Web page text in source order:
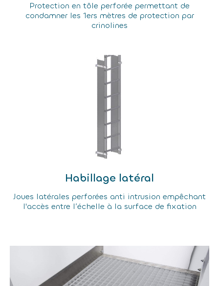
Protection en tôle perforée permettant de
condamner les 1ers mètres de protection par
crinolines
Habillage latéral
Joues latérales perforées anti intrusion empêchant
l'accès entre l’échelle à la surface de fixation